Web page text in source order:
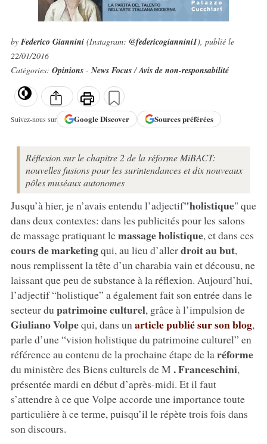
by Federico Giannini(Instagram: @federicogiannini1), publié le
22/01/2016
Catégories: Opinions -News Focus/Avis de non-responsabilité
Suivez-nous sur GoogleDiscover Sources préférées
Réflexion sur le chapitre 2 de la réforme MiBACT:
nouvelles fusions pour les surintendances et dix nouveaux
pôles muséaux autonomes
Jusqu’à hier, je n’avais entendu l’adjectif"holistique" que
dans deux contextes: dans les publicités pour les salons
de massage pratiquant lemassage holistique, et dans ces
cours de marketingqui, au lieu d’allerdroit au but,
nous remplissent la tête d’un charabia vain et décousu, ne
laissant que peu de substance à la réflexion. Aujourd’hui,
l’adjectif “holistique” a également fait son entrée dans le
secteur du patrimoine culturel, grâce à l’impulsion de
Giuliano Volpequi, dans un article publié sur son blog,
parle d’une “vision holistique du patrimoine culturel” en
référence au contenu de la prochaine étape de la réforme
du ministère des Biens culturels de M . Franceschini,
présentée mardi en début d’après-midi. Et il faut
s’attendre à ce que Volpe accorde une importance toute
particulière à ce terme, puisqu’il le répète trois fois dans
son discours.